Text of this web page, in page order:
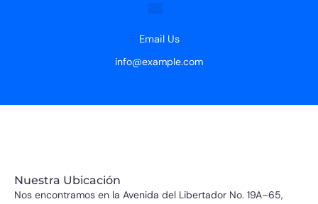
Email Us
info@example.com
Nuestra Ubicación
Nos encontramos en la Avenida del Libertador No. 19A–65,